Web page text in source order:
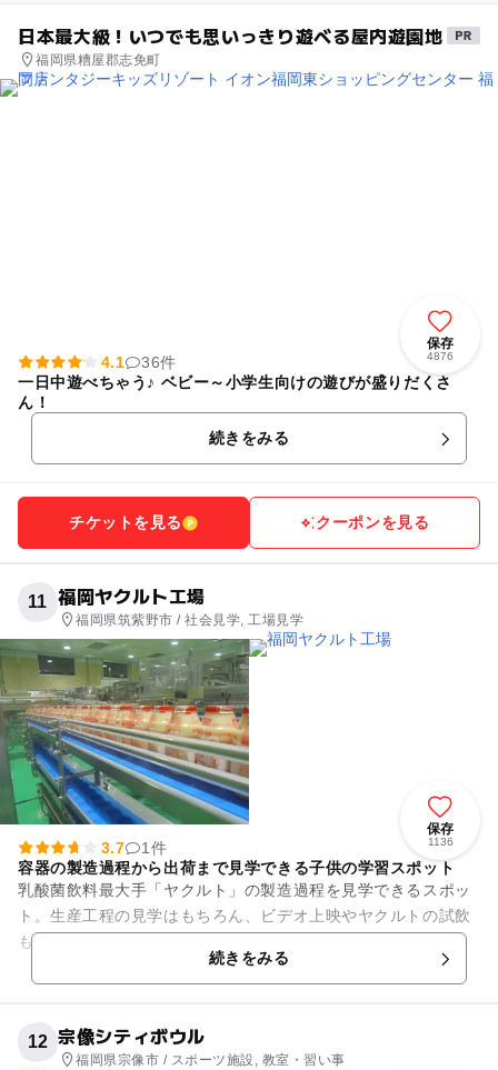
日本最大級！いつでも思いっきり遊べる屋内遊園地
福岡県糟屋郡志免町
保存
4876
4.1
36件
一日中遊べちゃう♪ ベビー～小学生向けの遊びが盛りだくさ
ん！
続きをみる
チケットを見る クーポンを見る
11 福岡ヤクルト工場
福岡県筑紫野市 / 社会見学, 工場見学
保存
1136
3.7
1件
容器の製造過程から出荷まで見学できる子供の学習スポット
乳酸菌飲料最大手「ヤクルト」の製造過程を見学できるスポッ
ト。生産工程の見学はもちろん、ビデオ上映やヤクルトの試飲
も♪ 嬉しいのは１名から工場見学が可能なこと。もちろん家族
連れで訪れるのもOKです...続きをみる
12 宗像シティボウル
福岡県宗像市 / スポーツ施設, 教室・習い事